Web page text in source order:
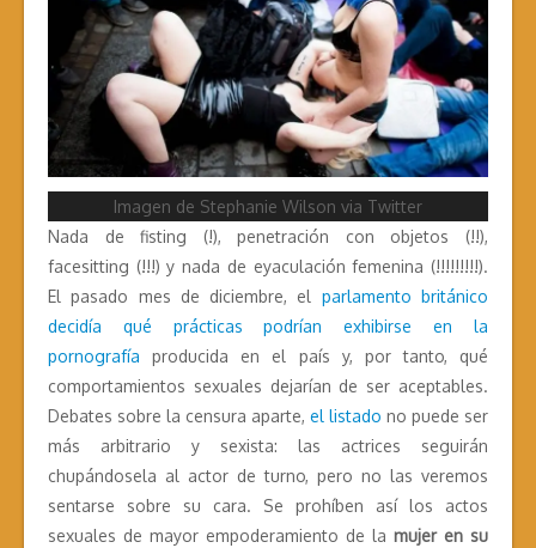
Imagen de Stephanie Wilson via Twitter
Nada de fisting (!), penetración con objetos (!!),
facesitting (!!!) y nada de eyaculación femenina (!!!!!!!!!).
El pasado mes de diciembre, el parlamento británico
decidía qué prácticas podrían exhibirse en la
pornografía producida en el país y, por tanto, qué
comportamientos sexuales dejarían de ser aceptables.
Debates sobre la censura aparte, el listado no puede ser
más arbitrario y sexista: las actrices seguirán
chupándosela al actor de turno, pero no las veremos
sentarse sobre su cara. Se prohíben así los actos
sexuales de mayor empoderamiento de la mujer en su